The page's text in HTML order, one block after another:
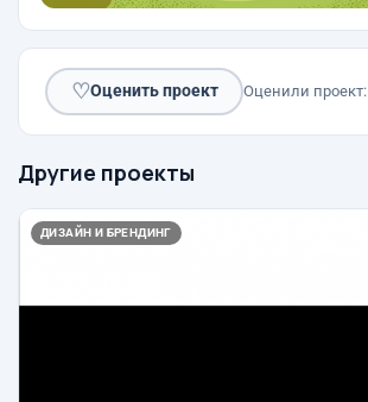
♡Оценить проект Оценили проект:
Другие проекты
ДИЗАЙН И БРЕНДИНГ